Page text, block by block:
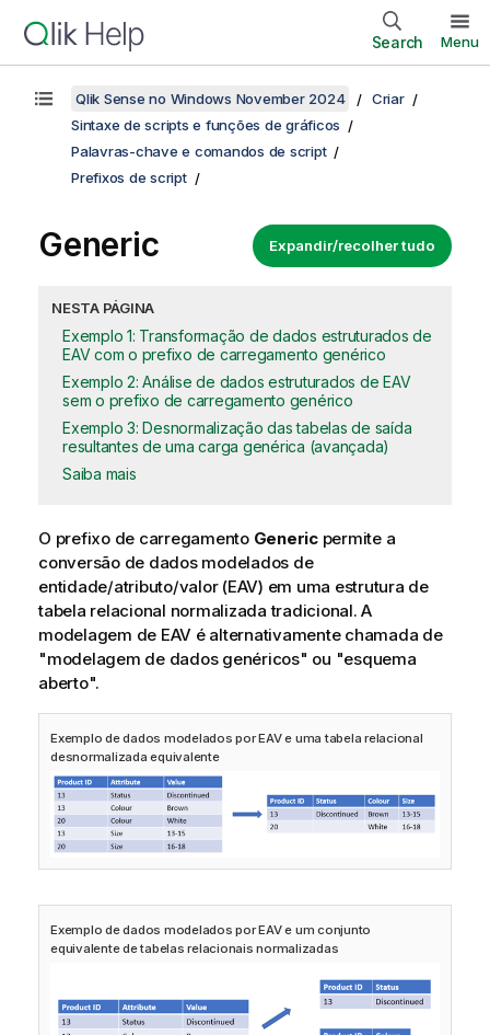
Search Menu
Qlik Sense no Windows November 2024
Criar
Sintaxe de scripts e funções de gráficos
Palavras-chave e comandos de script
Prefixos de script
Expandir/recolher tudo
Generic
NESTA PÁGINA
Exemplo 1: Transformação de dados estruturados de
EAV com o prefixo de carregamento genérico
Exemplo 2: Análise de dados estruturados de EAV
sem o prefixo de carregamento genérico
Exemplo 3: Desnormalização das tabelas de saída
resultantes de uma carga genérica (avançada)
Saiba mais
O prefixo de carregamento Genericpermite a
conversão de dados modelados de
entidade/atributo/valor (EAV) em uma estrutura de
tabela relacional normalizada tradicional. A
modelagem de EAV é alternativamente chamada de
"modelagem de dados genéricos" ou "esquema
aberto".
Exemplo de dados modelados por EAV e uma tabela relacional
desnormalizada equivalente
Exemplo de dados modelados por EAV e um conjunto
equivalente de tabelas relacionais normalizadas